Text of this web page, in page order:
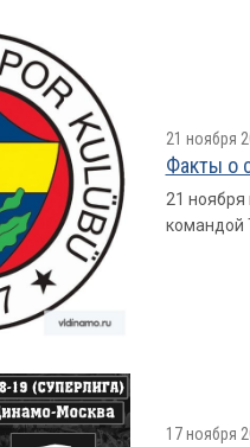
21 ноября
Факты о
21 ноября
командой
17 ноября